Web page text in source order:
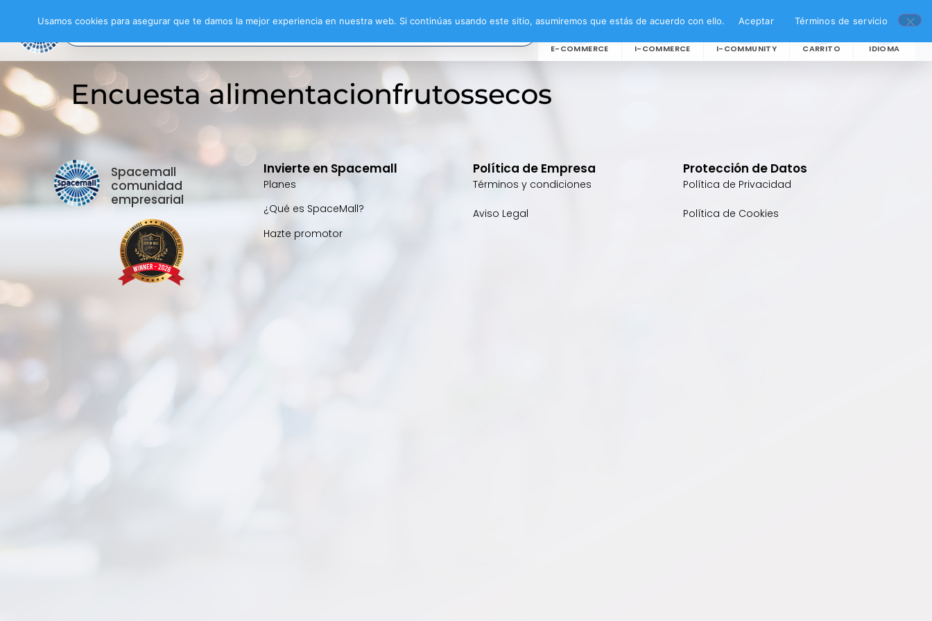
E-COMMERCE I-COMMERCE I-COMMUNITY CARRITO IDIOMA
Encuesta alimentacionfrutossecos
Spacemall
comunidad
empresarial
Invierte en Spacemall
Planes
¿Qué es SpaceMall?
Hazte promotor
Política de Empresa
Términos y condiciones
Aviso Legal
Protección de Datos
Política de Privacidad
Política de Cookies
Usamos cookies para asegurar que te damos la mejor experiencia en nuestra web. Si continúas usando este sitio, asumiremos que estás de acuerdo con ello. Aceptar Términos de servicio